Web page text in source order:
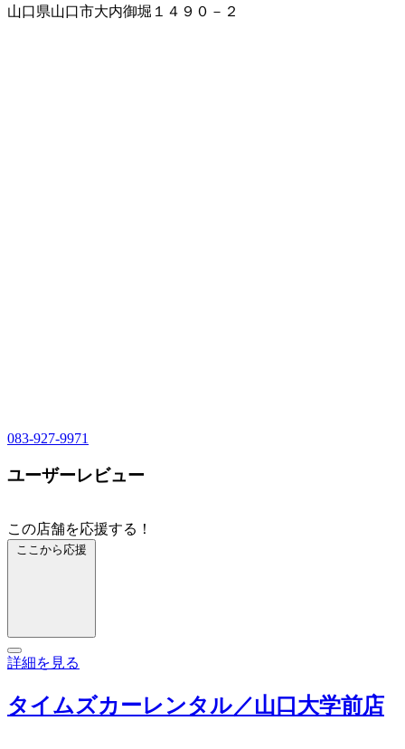
山口県山口市大内御堀１４９０－２
083-927-9971
ユーザーレビュー
この店舗を応援する！
ここから応援
詳細を見る
タイムズカーレンタル／山口大学前店